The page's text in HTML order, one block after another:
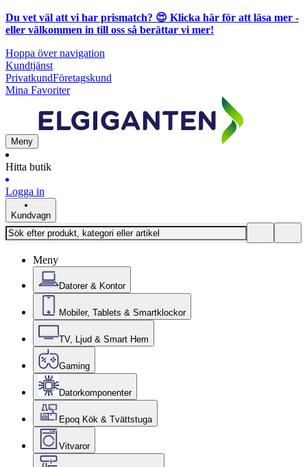
Du vet väl att vi har prismatch? 😍 Klicka här för att läsa mer -
eller välkommen in till oss så berättar vi mer!
Hoppa över navigation
Kundtjänst
PrivatkundFöretagskund
Mina Favoriter
Meny
Hitta butik
Logga in
Kundvagn
Meny
Datorer & Kontor
Mobiler, Tablets & Smartklockor
TV, Ljud & Smart Hem
Gaming
Datorkomponenter
Epoq Kök & Tvättstuga
Vitvaror